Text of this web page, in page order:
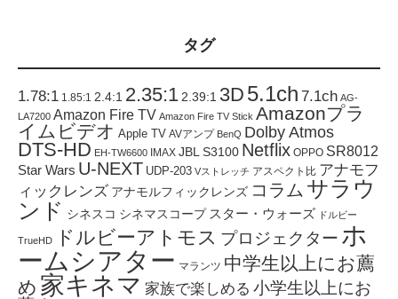
タグ
1.78:1 1.85:1 2.4:1 2.35:12.39:1 3D 5.1ch 7.1ch AG-
LA7200 Amazon Fire TV Amazon Fire TV Stick Amazonプラ
イムビデオ Apple TV AVアンプ BenQ Dolby Atmos
DTS-HD EH-TW6600 IMAX JBL S3100 Netflix OPPO SR8012
Star Wars U-NEXT UDP-203 Vストレッチ アスペクト比 アナモフ
ィックレンズ アナモルフィックレンズ コラム サラウ
ンド シネスコ シネマスコープ スター・ウォーズ ドルビー
TrueHD ドルビーアトモス プロジェクター ホ
ームシアター マランツ 中学生以上にお薦
め 家キネマ 家族で楽しめる 小学生以上にお